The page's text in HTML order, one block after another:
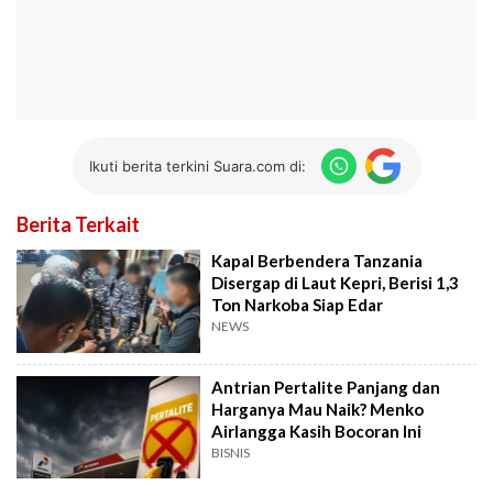
Ikuti berita terkini Suara.com di:
Berita Terkait
Kapal Berbendera Tanzania
Disergap di Laut Kepri, Berisi 1,3
Ton Narkoba Siap Edar
NEWS
Antrian Pertalite Panjang dan
Harganya Mau Naik? Menko
Airlangga Kasih Bocoran Ini
BISNIS